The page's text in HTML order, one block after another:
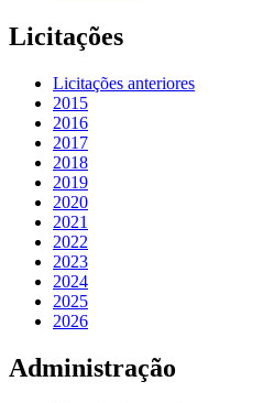
Licitações
Licitações anteriores
2015
2016
2017
2018
2019
2020
2021
2022
2023
2024
2025
2026
Administração